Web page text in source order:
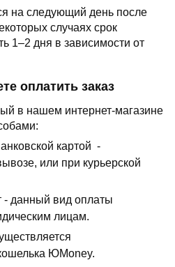
на следующий день после
случаях срок
1–2 дня в зависимости от
оплатить заказ
в нашем интернет-магазине
картой -
или при курьерской
- данный вид оплаты
лицам.
ЮMoney.